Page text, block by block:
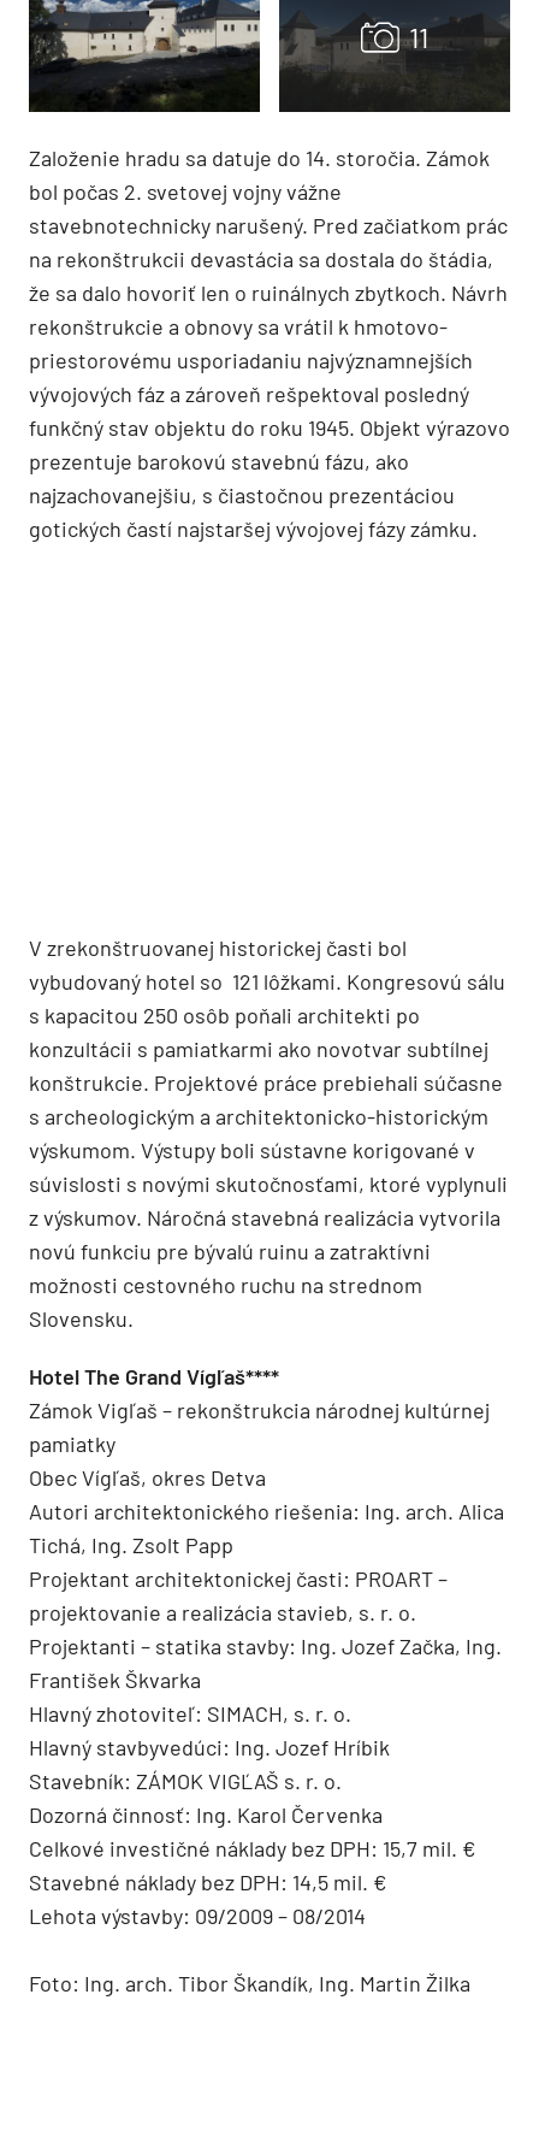
Založenie hradu sa datuje do 14. storočia. Zámok
bol počas 2. svetovej vojny vážne
stavebnotechnicky narušený. Pred začiatkom prác
na rekonštrukcii devastácia sa dostala do štádia,
že sa dalo hovoriť len o ruinálnych zbytkoch. Návrh
rekonštrukcie a obnovy sa vrátil k hmotovo-
priestorovému usporiadaniu najvýznamnejších
vývojových fáz a zároveň rešpektoval posledný
funkčný stav objektu do roku 1945. Objekt výrazovo
prezentuje barokovú stavebnú fázu, ako
najzachovanejšiu, s čiastočnou prezentáciou
gotických častí najstaršej vývojovej fázy zámku.
V zrekonštruovanej historickej časti bol
vybudovaný hotel so 121 lôžkami. Kongresovú sálu
s kapacitou 250 osôb poňali architekti po
konzultácii s pamiatkarmi ako novotvar subtílnej
konštrukcie. Projektové práce prebiehali súčasne
s archeologickým a architektonicko-historickým
výskumom. Výstupy boli sústavne korigované v
súvislosti s novými skutočnosťami, ktoré vyplynuli
z výskumov. Náročná stavebná realizácia vytvorila
novú funkciu pre bývalú ruinu a zatraktívni
možnosti cestovného ruchu na strednom
Slovensku.
Hotel The Grand Vígľaš****
Zámok Vigľaš – rekonštrukcia národnej kultúrnej
pamiatky
Obec Vígľaš, okres Detva
Autori architektonického riešenia: Ing. arch. Alica
Tichá, Ing. Zsolt Papp
Projektant architektonickej časti: PROART –
projektovanie a realizácia stavieb, s. r. o.
Projektanti – statika stavby: Ing. Jozef Začka, Ing.
František Škvarka
Hlavný zhotoviteľ: SIMACH, s. r. o.
Hlavný stavbyvedúci: Ing. Jozef Hríbik
Stavebník: ZÁMOK VIGĽAŠ s. r. o.
Dozorná činnosť: Ing. Karol Červenka
Celkové investičné náklady bez DPH: 15,7 mil. €
Stavebné náklady bez DPH: 14,5 mil. €
Lehota výstavby: 09/2009 – 08/2014
Foto: Ing. arch. Tibor Škandík, Ing. Martin Žilka